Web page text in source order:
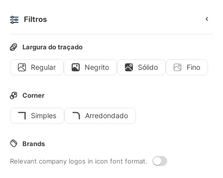
Filtros
Largura do traçado
Regular Negrito Sólido Fino
Corner
Simples Arredondado
Brands
Relevant company logos in icon font format.
Ícones Figurinhas Ícones animados Ícones de